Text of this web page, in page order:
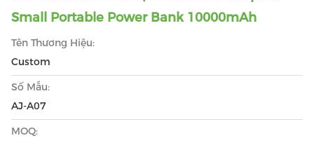
Small Portable Power Bank 10000mAh
Tên Thương Hiệu:
Custom
Số Mẫu:
AJ-A07
MOQ: